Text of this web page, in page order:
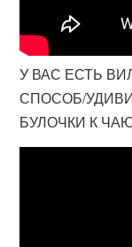
У ВАС ЕСТЬ
СПОСОБ/
БУЛОЧКИ К